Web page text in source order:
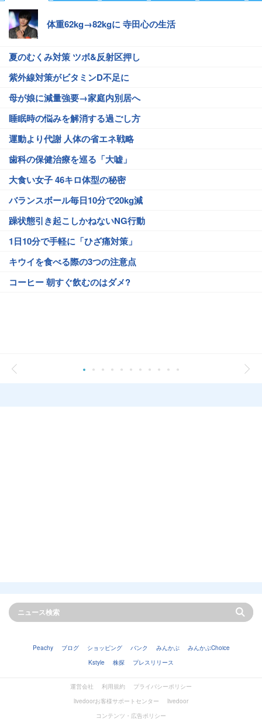
体重62kg→82kgに 寺田心の生活
夏のむくみ対策 ツボ&反射区押し
紫外線対策がビタミンD不足に
母が娘に減量強要→家庭内別居へ
睡眠時の悩みを解消する過ごし方
運動より代謝 人体の省エネ戦略
歯科の保健治療を巡る「大嘘」
大食い女子 46キロ体型の秘密
バランスボール毎日10分で20kg減
躁状態引き起こしかねないNG行動
1日10分で手軽に「ひざ痛対策」
キウイを食べる際の3つの注意点
コーヒー 朝すぐ飲むのはダメ?
Peachy ブログ ショッピング バンク みんかぶ
みんかぶChoice
Kstyle
株探 プレスリリース
運営会社 利用規約
プライバシーポリシー
livedoorお客様サポートセンター
livedoor
コンテンツ・広告ポリシー